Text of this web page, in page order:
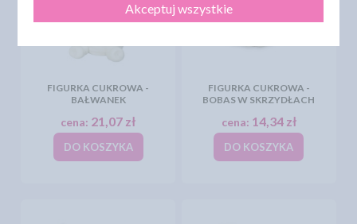
FIGURKA CUKROWA -
BAŁWANEK
cena: 21,07 zł
DO KOSZYKA
FIGURKA CUKROWA -
BOBAS W SKRZYDŁACH
cena: 14,34 zł
DO KOSZYKA
Akceptuj wszystkie